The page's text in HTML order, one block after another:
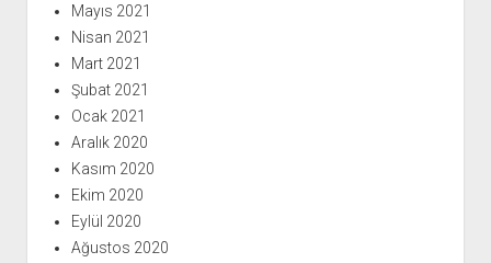
Mayıs 2021
Nisan 2021
Mart 2021
Şubat 2021
Ocak 2021
Aralık 2020
Kasım 2020
Ekim 2020
Eylül 2020
Ağustos 2020